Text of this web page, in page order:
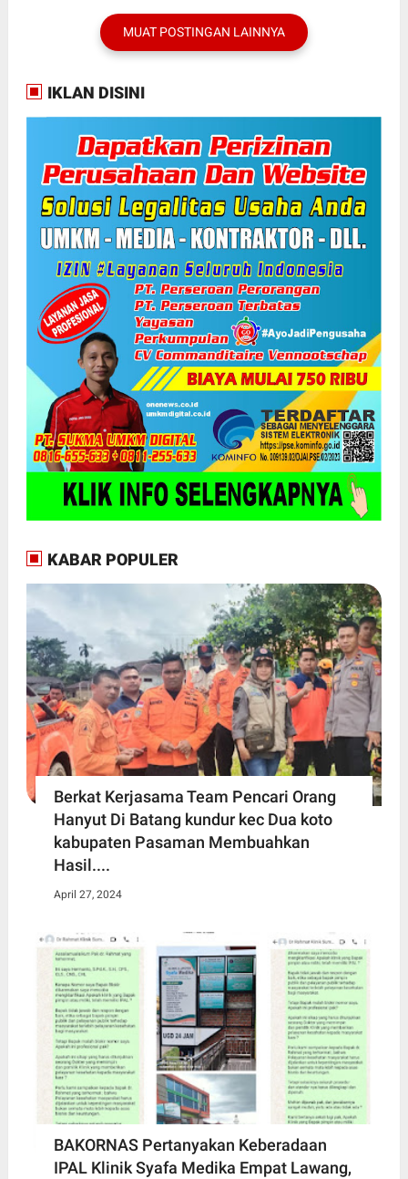
MUAT POSTINGAN LAINNYA
IKLAN DISINI
KABAR POPULER
Berkat Kerjasama Team Pencari Orang
Hanyut Di Batang kundur kec Dua koto
kabupaten Pasaman Membuahkan
Hasil....
April 27, 2024
BAKORNAS Pertanyakan Keberadaan
IPAL Klinik Syafa Medika Empat Lawang,